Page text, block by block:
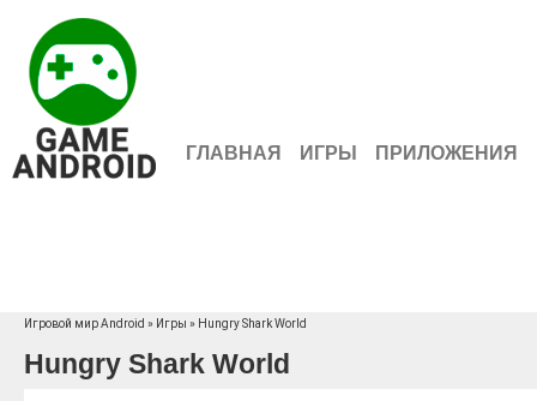
ГЛАВНАЯ ИГРЫ ПРИЛОЖЕНИЯ
Игровой мир Android » Игры » Hungry Shark World
Hungry Shark World